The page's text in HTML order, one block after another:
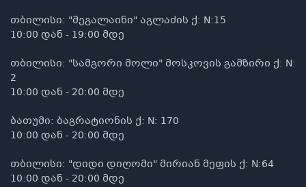
თბილისი: "მეგალაინი" აგლაძის ქ: N:15
10:00 დან - 19:00 მდე
თბილისი: "სამგორი მოლი" მოსკოვის გამზირი ქ: N:
2
10:00 დან - 20:00 მდე
ბათუმი: ბაგრატიონის ქ: N: 170
10:00 დან - 20:00 მდე
თბილისი: "დიდი დიღომი" მირიან მეფის ქ: N:64
10:00 დან - 20:00 მდე